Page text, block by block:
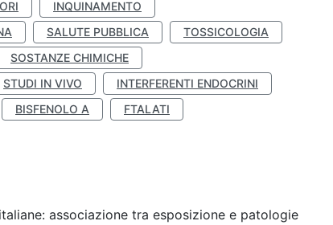
INQUINAMENTO
SALUTE PUBBLICA
TOSSICOLOGIA
SOSTANZE CHIMICHE
STUDI IN VIVO
INTERFERENTI ENDOCRINI
BISFENOLO A
FTALATI
associazione tra esposizione e patologie